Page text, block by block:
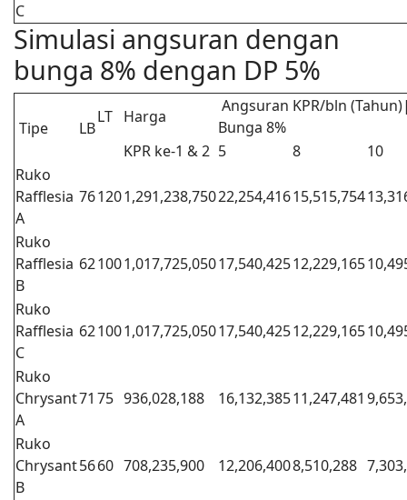
C
Simulasi angsuran dengan
bunga 8% dengan DP 5%
Tipe LB
LT Harga
Angsuran KPR/bln
Bunga 8%
KPR ke-1 & 2 5 8
10
Ruko
Rafflesia
A
761201,291,238,75022,254,41615,515,754
Ruko
Rafflesia
B
621001,017,725,05017,540,42512,229,165
Ruko
Rafflesia
C
621001,017,725,05017,540,42512,229,165
Ruko
Chrysant
A
71 75 936,028,188 16,132,38511,247,481
Ruko
Chrysant
B
5660 708,235,900 12,206,4008,510,288